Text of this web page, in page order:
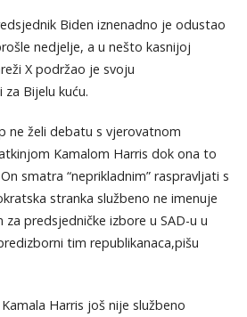
Biden iznenadno je odustao
nedjelje, a u nešto kasnijoj
X podržao je svoju
Bijelu kuću.
ne želi debatu s vjerovatnom
Kamalom Harris dok ona to
smatra “neprikladnim” raspravljati s
stranka službeno ne imenuje
predsjedničke izbore u SAD-u u
tim republikanaca,pišu
Harris još nije službeno